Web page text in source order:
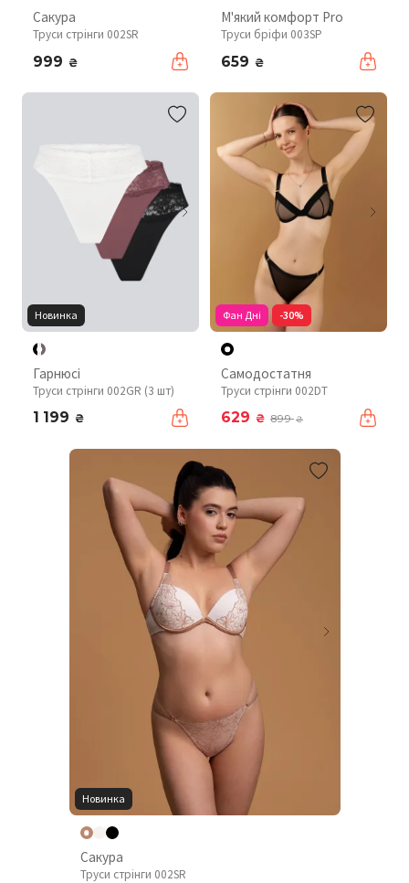
Сакура
Труси стрінги 002SR
999 ₴
М'який комфорт Pro
Труси бріфи 003SP
659 ₴
Новинка
Гарнюсі
Труси стрінги 002GR (3 шт)
1 199 ₴
Фан Дні -30%
Самодостатня
Труси стрінги 002DT
629 ₴ 899₴
Новинка
Сакура
Труси стрінги 002SR